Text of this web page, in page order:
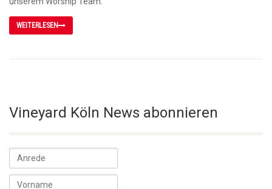
WEITERLESEN
Vineyard Köln News abonnieren